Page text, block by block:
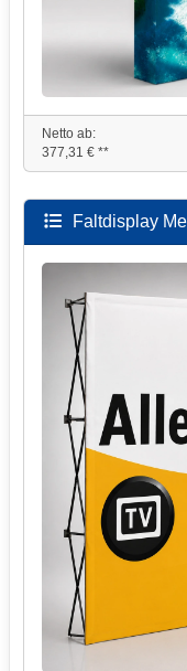
Netto ab:
377,31 € **
Faltdisplay